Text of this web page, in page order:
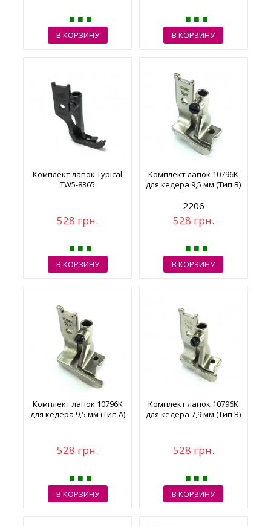
В КОРЗИНУ В КОРЗИНУ
Комплект лапок Typical
TW5-8365
528 грн.
В КОРЗИНУ
Комплект лапок 10796K
для кедера 9,5 мм (Тип В)
2206
528 грн.
В КОРЗИНУ
Комплект лапок 10796K
для кедера 9,5 мм (Тип A)
528 грн.
В КОРЗИНУ
Комплект лапок 10796K
для кедера 7,9 мм (Тип B)
528 грн.
В КОРЗИНУ